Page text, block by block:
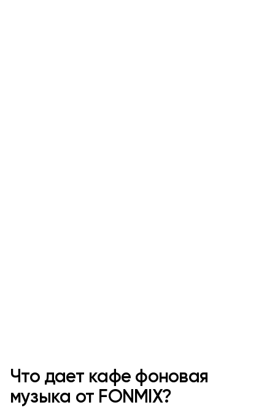
Что дает кафе фоновая
музыка от FONMIX?